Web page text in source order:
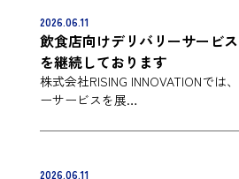
2026.06.11
飲食店向けデリバリーサービ
を継続しております
株式会社RISING INNOVATIONでは
ーサービスを展…
2026.06.11